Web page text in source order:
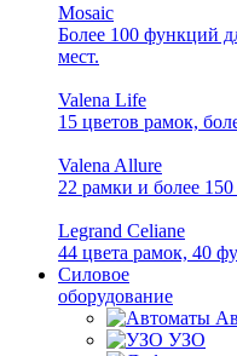
Mosaic
Более 100 функций
мест.
Valena Life
15 цветов рамок,
Valena Allure
22 рамки и более
Legrand Celiane
44 цвета рамок, 40
Силовое
оборудование
УЗО